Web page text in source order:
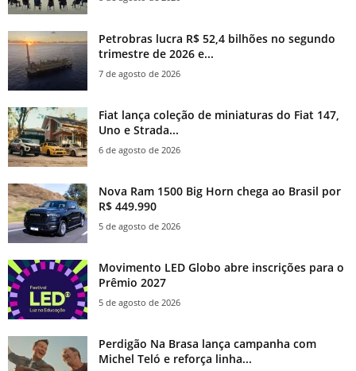
Petrobras lucra R$ 52,4 bilhões no segundo
trimestre de 2026 e...
7 de agosto de 2026
Fiat lança coleção de miniaturas do Fiat 147,
Uno e Strada...
6 de agosto de 2026
Nova Ram 1500 Big Horn chega ao Brasil por
R$ 449.990
5 de agosto de 2026
Movimento LED Globo abre inscrições para o
Prêmio 2027
5 de agosto de 2026
Perdigão Na Brasa lança campanha com
Michel Teló e reforça linha...